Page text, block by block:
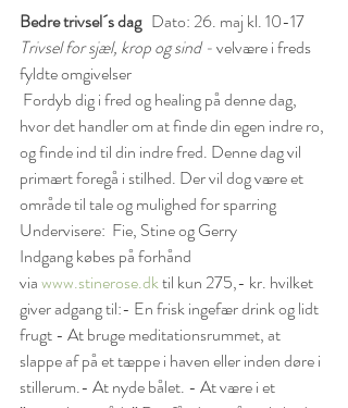
Bedre trivsel´s dag Dato: 26. maj kl. 10-17
Trivsel for sjæl, krop og sind - velvære i freds
fyldte omgivelser
Fordyb dig i fred og healing på denne dag,
hvor det handler om at finde din egen indre ro,
og finde ind til din indre fred. Denne dag vil
primært foregå i stilhed. Der vil dog være et
område til tale og mulighed for sparring
Undervisere:  Fie, Stine og Gerry
Indgang købes på forhånd
via www.stinerose.dk til kun 275,- kr. hvilket
giver adgang til:- En frisk ingefær drink og lidt
frugt- At bruge meditationsrummet, at
slappe af på et tæppe i haven eller inden døre i
stillerum.- At nyde bålet. - At være i et